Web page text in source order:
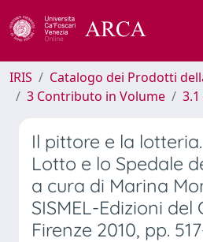
IRIS
Catalogo dei Prodotti
3 Contributo in Volume
Il pittore e la
Lotto e lo Spedale
a cura di Marina
SISMEL-Edizioni del
Firenze 2010, pp.